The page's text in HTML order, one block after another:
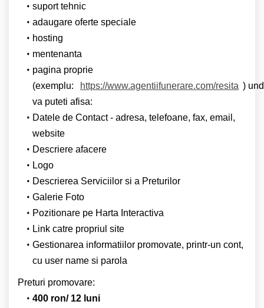
suport tehnic
adaugare oferte speciale
hosting
mentenanta
pagina proprie
(exemplu:
https://www.agentiifunerare.com/resita )
va puteti afisa:
Datele de Contact - adresa, telefoane, fax, email,
website
Descriere afacere
Logo
Descrierea Serviciilor si a Preturilor
Galerie Foto
Pozitionare pe Harta Interactiva
Link catre propriul site
Gestionarea informatiilor promovate, printr-un cont,
cu user name si parola
Preturi promovare:
400 ron/ 12 luni